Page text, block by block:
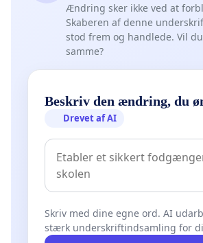
Ændring sker ikke ved at
Skaberen af denne
stod frem og handlede. Vil
samme?
Beskriv den ændring, du
Drevet af AI
Skriv med dine egne ord. AI
stærk underskriftindsamling for